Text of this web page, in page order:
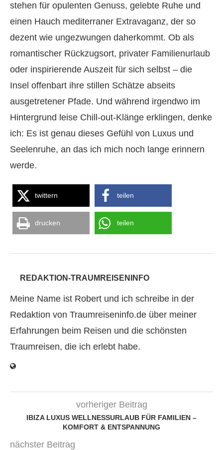
stehen für opulenten Genuss, gelebte Ruhe und
einen Hauch mediterraner Extravaganz, der so
dezent wie ungezwungen daherkommt. Ob als
romantischer Rückzugsort, privater Familienurlaub
oder inspirierende Auszeit für sich selbst – die
Insel offenbart ihre stillen Schätze abseits
ausgetretener Pfade. Und während irgendwo im
Hintergrund leise Chill-out-Klänge erklingen, denke
ich: Es ist genau dieses Gefühl von Luxus und
Seelenruhe, an das ich mich noch lange erinnern
werde.
twittern teilen
drucken teilen
REDAKTION-TRAUMREISENINFO
Meine Name ist Robert und ich schreibe in der
Redaktion von Traumreiseninfo.de über meiner
Erfahrungen beim Reisen und die schönsten
Traumreisen, die ich erlebt habe.
vorheriger Beitrag
IBIZA LUXUS WELLNESSURLAUB FÜR FAMILIEN –
KOMFORT & ENTSPANNUNG
nächster Beitrag